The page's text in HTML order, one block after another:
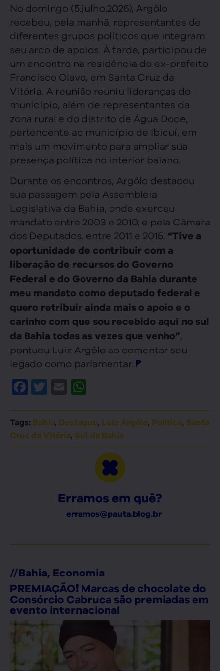
No domingo (5.julho.2026), Argôlo
recebeu, pela manhã, representantes de
diferentes grupos políticos que integram
seu arco de apoios. À tarde, participou de
um encontro na residência do ex-prefeito
Francisco Olavo, em Santa Cruz da
Vitória. A reunião reuniu lideranças do
município, além de representantes da
zona rural e do distrito de Água Doce,
pertencente ao município de Ibicuí, em
mais um movimento para ampliar sua
presença política no interior baiano.
Durante os encontros, Argôlo destacou
sua passagem pela Assembleia
Legislativa da Bahia, onde exerceu
mandato entre 2003 e 2010, e pela Câmara
dos Deputados, entre 2011 e 2015. “Tive a
oportunidade de contribuir com a
liberação de recursos do Governo
Federal e do Governo da Bahia durante
meu mandato como deputado federal e
quero retribuir ainda mais o apoio e o
carinho com que sou recebido aqui no sul
da Bahia todas as vezes que venho”,
pontuou Luiz Argôlo ao comentar seu
legado como parlamentar.
Facebook
Twitter
Email
Tags: Bahia, Destaque, Luiz Argôlo, Política, Santa
Cruz da Vitória, Sul da Bahia
Erramos em quê?
erramos@pauta.blog.br
//Bahia, Economia
PREMIAÇÃO❗ Marcas de chocolate do
Consórcio Cabruca são premiadas em
evento internacional